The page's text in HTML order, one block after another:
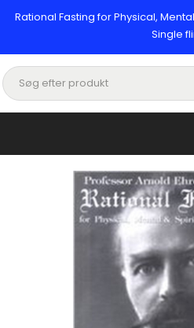
Rational Fasting for Physical,
Single